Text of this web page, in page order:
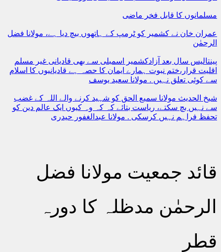
مسلمانوں کا قابل فخر ماضی
عمران خان نے کشمیر کو ٹرمپ کے ہاتھوں بیچ دیا ہے، مولانا فضل
الرحمٰن
پینتالیس سال بعد آزادکشمیر اسمبلی سے بھی قادیانی غیر مسلم
اقلیت قرار،ختم نبوت ہمارے ایمان کا حصہ ہے قادیانیوں کا اسلام
سے کوئی تعلق نہیں . مولانا سعید یوسف
شیخ الحدیث مولانا سمیع الحق کو شہید کرنے والے اللہ کے غضب
سے نہیں بچ سکتے، ریاست بتائے کہ کہ وہ کیوں ایک عالم دین کو
تحفظ فراہم نہیں کرسکی . مولانا عبدالغفور حیدری
قائد جمعیت مولانا فضل
الرحمٰن مدظلہ کا دورہ
قطر